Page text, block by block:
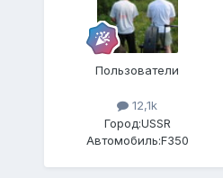
Пользователи
12,1k
Город:USSR
Автомобиль:F350